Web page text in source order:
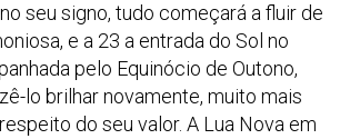
seu signo, tudo começará a fluir de
e a 23 a entrada do Sol no
pelo Equinócio de Outono,
lo brilhar novamente, muito mais
do seu valor. A Lua Nova em